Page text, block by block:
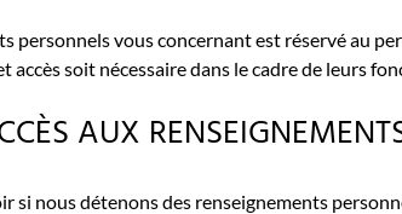
personnels vous concernant est réservé au
accès soit nécessaire dans le cadre de leurs
AUX
si nous détenons des renseignements